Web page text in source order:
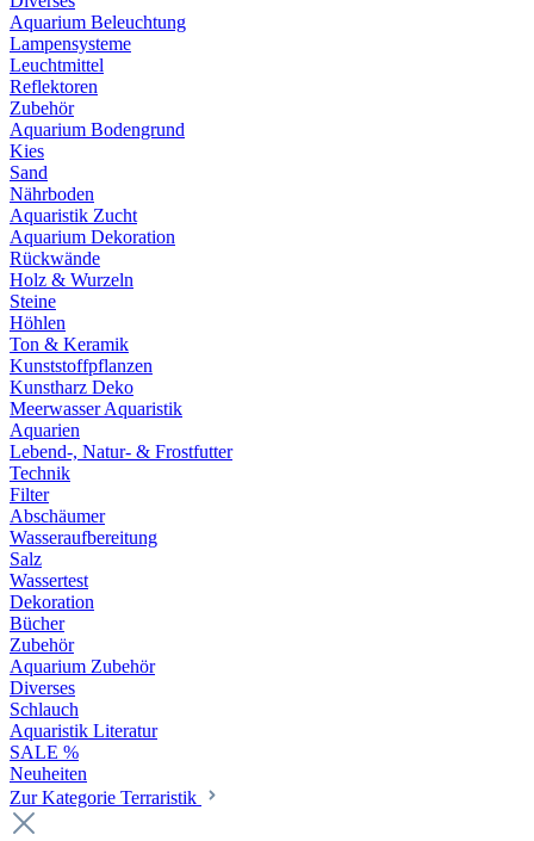
Aquarium Beleuchtung
Lampensysteme
Leuchtmittel
Reflektoren
Zubehör
Aquarium Bodengrund
Kies
Sand
Nährboden
Aquaristik Zucht
Aquarium Dekoration
Rückwände
Holz & Wurzeln
Steine
Höhlen
Ton & Keramik
Kunststoffpflanzen
Kunstharz Deko
Meerwasser Aquaristik
Aquarien
Lebend-, Natur- & Frostfutter
Technik
Filter
Abschäumer
Wasseraufbereitung
Salz
Wassertest
Dekoration
Bücher
Zubehör
Aquarium Zubehör
Diverses
Schlauch
Aquaristik Literatur
SALE %
Neuheiten
Zur Kategorie Terraristik